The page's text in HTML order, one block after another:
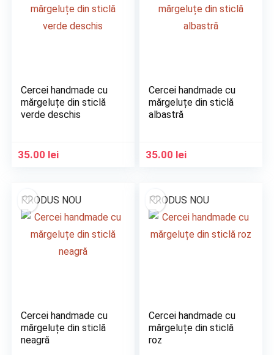
Cercei handmade cu
mărgeluțe din sticlă
verde deschis
35.00 lei
Cercei handmade cu
mărgeluțe din sticlă
albastră
35.00 lei
PRODUS NOU
Cercei handmade cu
mărgeluțe din sticlă
neagră
PRODUS NOU
Cercei handmade cu
mărgeluțe din sticlă
roz